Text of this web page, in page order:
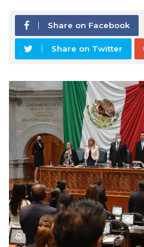
Share on Facebook
Share on Twitter